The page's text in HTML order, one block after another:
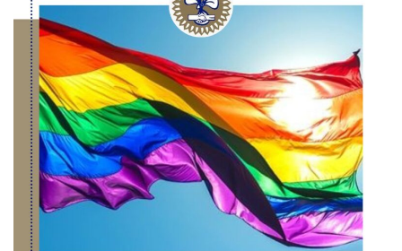
Mutual
Capacitación
Seccionales
Noticias
Contacto